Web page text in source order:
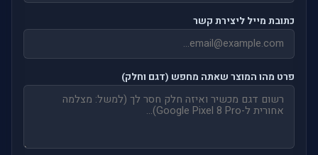
כתובת מייל ליצירת קשר
פרט מהו המוצר שאתה מחפש (דגם וחלק)